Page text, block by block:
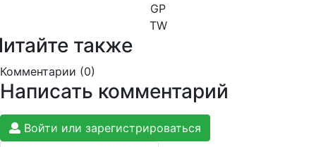
GP
TW
также
Комментарии (0)
Написать комментарий
Войти или зарегистрироваться